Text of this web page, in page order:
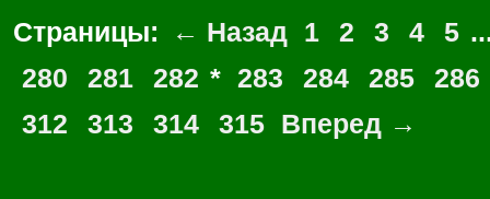
Страницы: ← Назад 1 2 3 4 5
280
281 282 * 283 284 285 286
312
313 314 315 Вперед →